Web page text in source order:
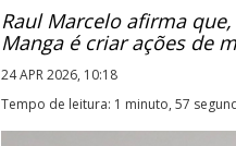
Raul Marcelo afirma
Manga é criar ações de
24 APR 2026, 10:18
Tempo de leitura: 1 minuto, 57